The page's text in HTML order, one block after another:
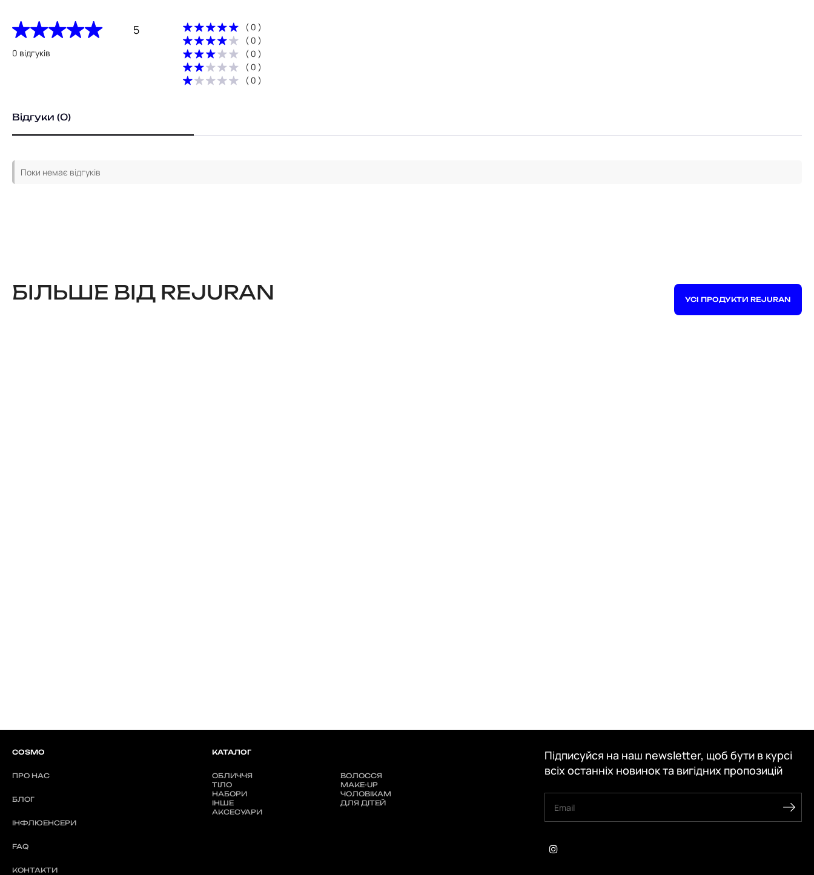
5
0 відгуків
( 0 )
( 0 )
( 0 )
( 0 )
( 0 )
Відгуки (0)
Поки немає відгуків
БІЛЬШЕ ВІД REJURAN УСІ ПРОДУКТИ REJURAN
COSMO
ПРО НАС
БЛОГ
ІНФЛЮЕНСЕРИ
FAQ
КОНТАКТИ
КАТАЛОГ
ОБЛИЧЧЯ
ВОЛОССЯ
ТІЛО
MAKE-UP
НАБОРИ
ЧОЛОВІКАМ
ІНШЕ
ДЛЯ ДІТЕЙ
АКСЕСУАРИ
Підписуйся на наш newsletter, щоб бути в курсі
всіх останніх новинок та вигідних пропозицій